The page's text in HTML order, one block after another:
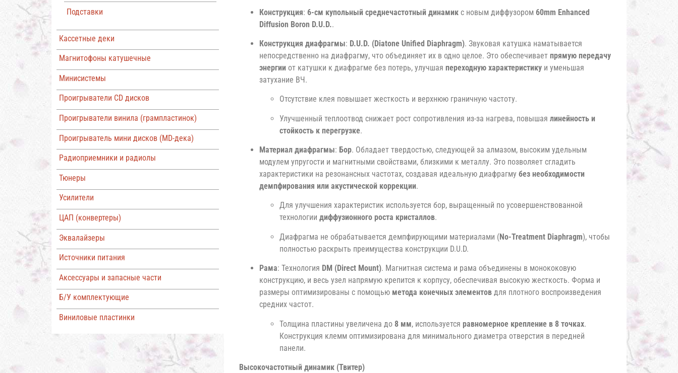
Подставки
Кассетные деки
Магнитофоны катушечные
Минисистемы
Проигрыватели CD дисков
Проигрыватели винила (грампластинок)
Проигрыватель мини дисков (MD-дека)
Радиоприемники и радиолы
Тюнеры
Усилители
ЦАП (конвертеры)
Эквалайзеры
Источники питания
Аксессуары и запасные части
Б/У комплектующие
Виниловые пластинки
Конструкция: 6-см купольный среднечастотный динамик с новым диффузором 60mm Enhanced
Diffusion Boron D.U.D..
Конструкция диафрагмы: D.U.D. (Diatone Unified Diaphragm). Звуковая катушка наматывается
непосредственно на диафрагму, что объединяет их в одно целое. Это обеспечивает прямую передачу
энергии от катушки к диафрагме без потерь, улучшая переходную характеристику и уменьшая
затухание ВЧ.
Отсутствие клея повышает жесткость и верхнюю граничную частоту.
Улучшенный теплоотвод снижает рост сопротивления из-за нагрева, повышая линейность и
стойкость к перегрузке.
Материал диафрагмы: Бор. Обладает твердостью, следующей за алмазом, высоким удельным
модулем упругости и магнитными свойствами, близкими к металлу. Это позволяет сгладить
характеристики на резонансных частотах, создавая идеальную диафрагму без необходимости
демпфирования или акустической коррекции.
Для улучшения характеристик используется бор, выращенный по усовершенствованной
технологии диффузионного роста кристаллов.
Диафрагма не обрабатывается демпфирующими материалами (No-Treatment Diaphragm), чтобы
полностью раскрыть преимущества конструкции D.U.D.
Рама: Технология DM (Direct Mount). Магнитная система и рама объединены в монококовую
конструкцию, и весь узел напрямую крепится к корпусу, обеспечивая высокую жесткость. Форма и
размеры оптимизированы с помощью метода конечных элементов для плотного воспроизведения
средних частот.
Толщина пластины увеличена до 8 мм, используется равномерное крепление в 8 точках.
Конструкция клемм оптимизирована для минимального диаметра отверстия в передней
панели.
Высокочастотный динамик (Твитер)